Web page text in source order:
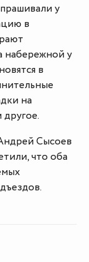
у
в
набережной у
в
на
другое.
Сысоев
что оба